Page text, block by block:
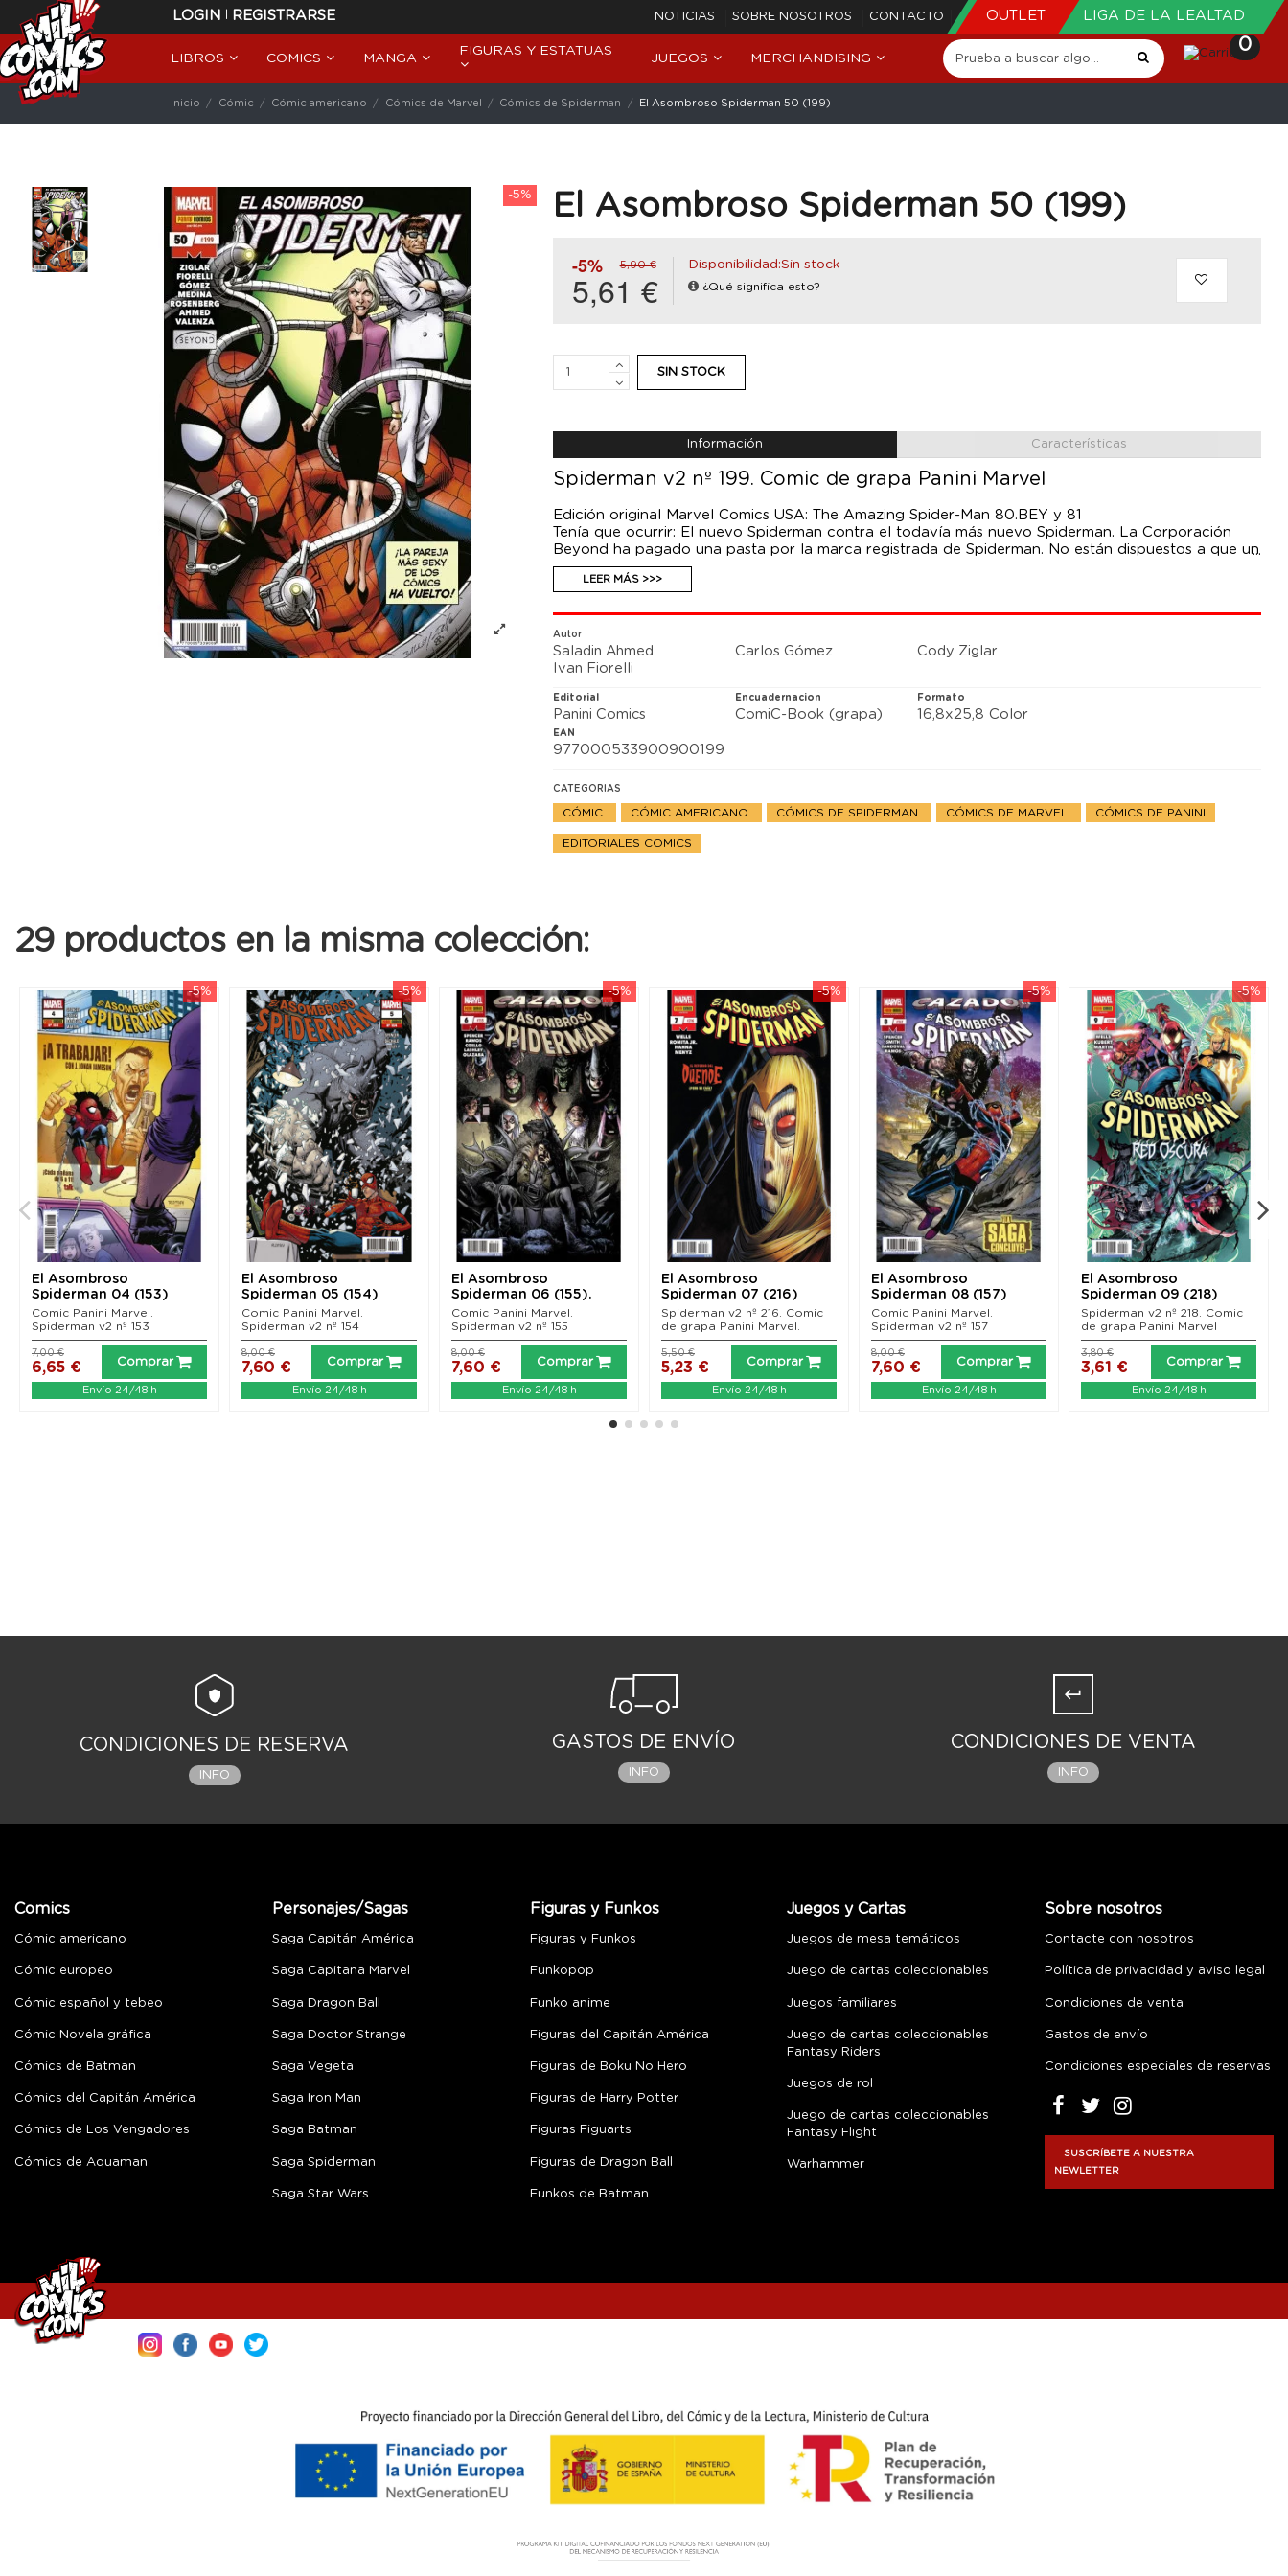
LOGIN | REGISTRARSE NOTICIAS SOBRE NOSOTROS CONTACTO OUTLET LIGA DE LA LEALTAD
LIBROS COMICS MANGA
FIGURAS Y ESTATUAS
JUEGOS MERCHANDISING
0
Inicio Cómic Cómic americano Cómics de Marvel Cómics de Spiderman El Asombroso Spiderman 50 (199)
-5% El Asombroso Spiderman 50 (199)
-5% 5,90 €
5,61 €
Disponibilidad:Sin stock
¿Qué significa esto?
SIN STOCK
Información Características
Spiderman v2 nº 199. Comic de grapa Panini Marvel
Edición original Marvel Comics USA: The Amazing Spider-Man 80.BEY y 81
Tenía que ocurrir: El nuevo Spiderman contra el todavía más nuevo Spiderman. La Corporación
Beyond ha pagado una pasta por la marca registrada de Spiderman. No están dispuestos a que un
tipo de Brooklyn utilice el nombre sin poner un centavo. y ese tipo se llama Miles Morales. Además:
Tía May y el Doctor Octopus vuelven a estar juntos.
LEER MÁS >>>
Autor
Saladin Ahmed Carlos Gómez
Cody Ziglar
Ivan Fiorelli
Editorial
Panini Comics
Encuadernacion
ComiC-Book (grapa)
Formato
16,8x25,8 Color
EAN
977000533900900199
CATEGORIAS
CÓMIC CÓMIC AMERICANO CÓMICS DE SPIDERMAN CÓMICS DE MARVEL CÓMICS DE PANINI
EDITORIALES COMICS
29 productos en la misma colección:
-5%
El Asombroso
Spiderman 04 (153)
Comic Panini Marvel.
Spiderman v2 nº 153
6,65 €
7,00 €
Comprar
Envío 24/48 h
-5%
El Asombroso
Spiderman 05 (154)
Comic Panini Marvel.
Spiderman v2 nº 154
7,60 €
8,00 €
Comprar
Envío 24/48 h
-5%
El Asombroso
Spiderman 06 (155).
Cazado Partes 1 y 2
Comic Panini Marvel.
Spiderman v2 nº 155
7,60 €
8,00 €
Comprar
Envío 24/48 h
-5%
El Asombroso
Spiderman 07 (216)
Spiderman v2 nº 216. Comic
de grapa Panini Marvel.
5,23 €
5,50 €
Comprar
Envío 24/48 h
-5%
El Asombroso
Spiderman 08 (157)
Comic Panini Marvel.
Spiderman v2 nº 157
7,60 €
8,00 €
Comprar
Envío 24/48 h
-5%
El Asombroso
Spiderman 09 (218)
Spiderman v2 nº 218. Comic
de grapa Panini Marvel
3,61 €
3,80 €
Comprar
Envío 24/48 h
CONDICIONES DE RESERVA
INFO
GASTOS DE ENVÍO
INFO
CONDICIONES DE VENTA
INFO
Comics
Cómic americano
Cómic europeo
Cómic español y tebeo
Cómic Novela gráfica
Cómics de Batman
Cómics del Capitán América
Cómics de Los Vengadores
Cómics de Aquaman
Personajes/Sagas
Saga Capitán América
Saga Capitana Marvel
Saga Dragon Ball
Saga Doctor Strange
Saga Vegeta
Saga Iron Man
Saga Batman
Saga Spiderman
Saga Star Wars
Figuras y Funkos
Figuras y Funkos
Funkopop
Funko anime
Figuras del Capitán América
Figuras de Boku No Hero
Figuras de Harry Potter
Figuras Figuarts
Figuras de Dragon Ball
Funkos de Batman
Juegos y Cartas
Juegos de mesa temáticos
Juego de cartas coleccionables
Juegos familiares
Juego de cartas coleccionables
Fantasy Riders
Juegos de rol
Juego de cartas coleccionables
Fantasy Flight
Warhammer
Sobre nosotros
Contacte con nosotros
Política de privacidad y aviso legal
Condiciones de venta
Gastos de envío
Condiciones especiales de reservas
SUSCRÍBETE A NUESTRA
NEWLETTER